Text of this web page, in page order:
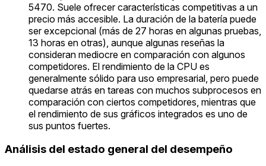
5470. Suele ofrecer características competitivas a un
precio más accesible. La duración de la batería puede
ser excepcional (más de 27 horas en algunas pruebas,
13 horas en otras), aunque algunas reseñas la
consideran mediocre en comparación con algunos
competidores. El rendimiento de la CPU es
generalmente sólido para uso empresarial, pero puede
quedarse atrás en tareas con muchos subprocesos en
comparación con ciertos competidores, mientras que
el rendimiento de sus gráficos integrados es uno de
sus puntos fuertes.
Análisis del estado general del desempeño